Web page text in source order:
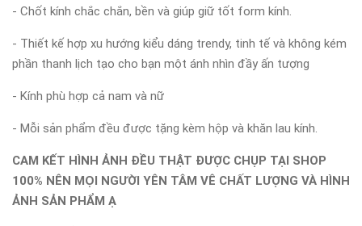
- Chốt kính chắc chắn, bền và giúp giữ tốt form kính.
- Thiết kế hợp xu hướng kiểu dáng trendy, tinh tế và không kém
phần thanh lịch tạo cho bạn một ánh nhìn đầy ấn tượng
- Kính phù hợp cả nam và nữ
- Mỗi sản phẩm đều được tặng kèm hộp và khăn lau kính.
CAM KẾT HÌNH ẢNH ĐỀU THẬT ĐƯỢC CHỤP TẠI SHOP
100% NÊN MỌI NGƯỜI YÊN TÂM VÊ CHẤT LƯỢNG VÀ HÌNH
ẢNH SẢN PHẨM Ạ